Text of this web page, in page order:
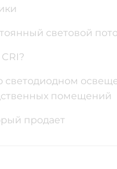
световой
светодиодном
помещений
продает